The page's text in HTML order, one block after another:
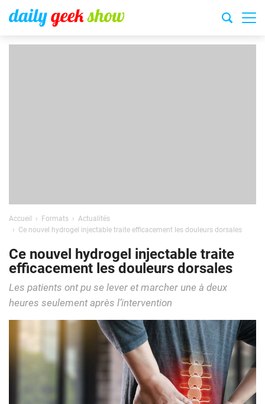
Accueil Formats
Actualités
Ce nouvel hydrogel injectable traite efficacement les douleurs dorsales
Ce nouvel hydrogel injectable traite
efficacement les douleurs dorsales
Les patients ont pu se lever et marcher une à deux
heures seulement après l’intervention